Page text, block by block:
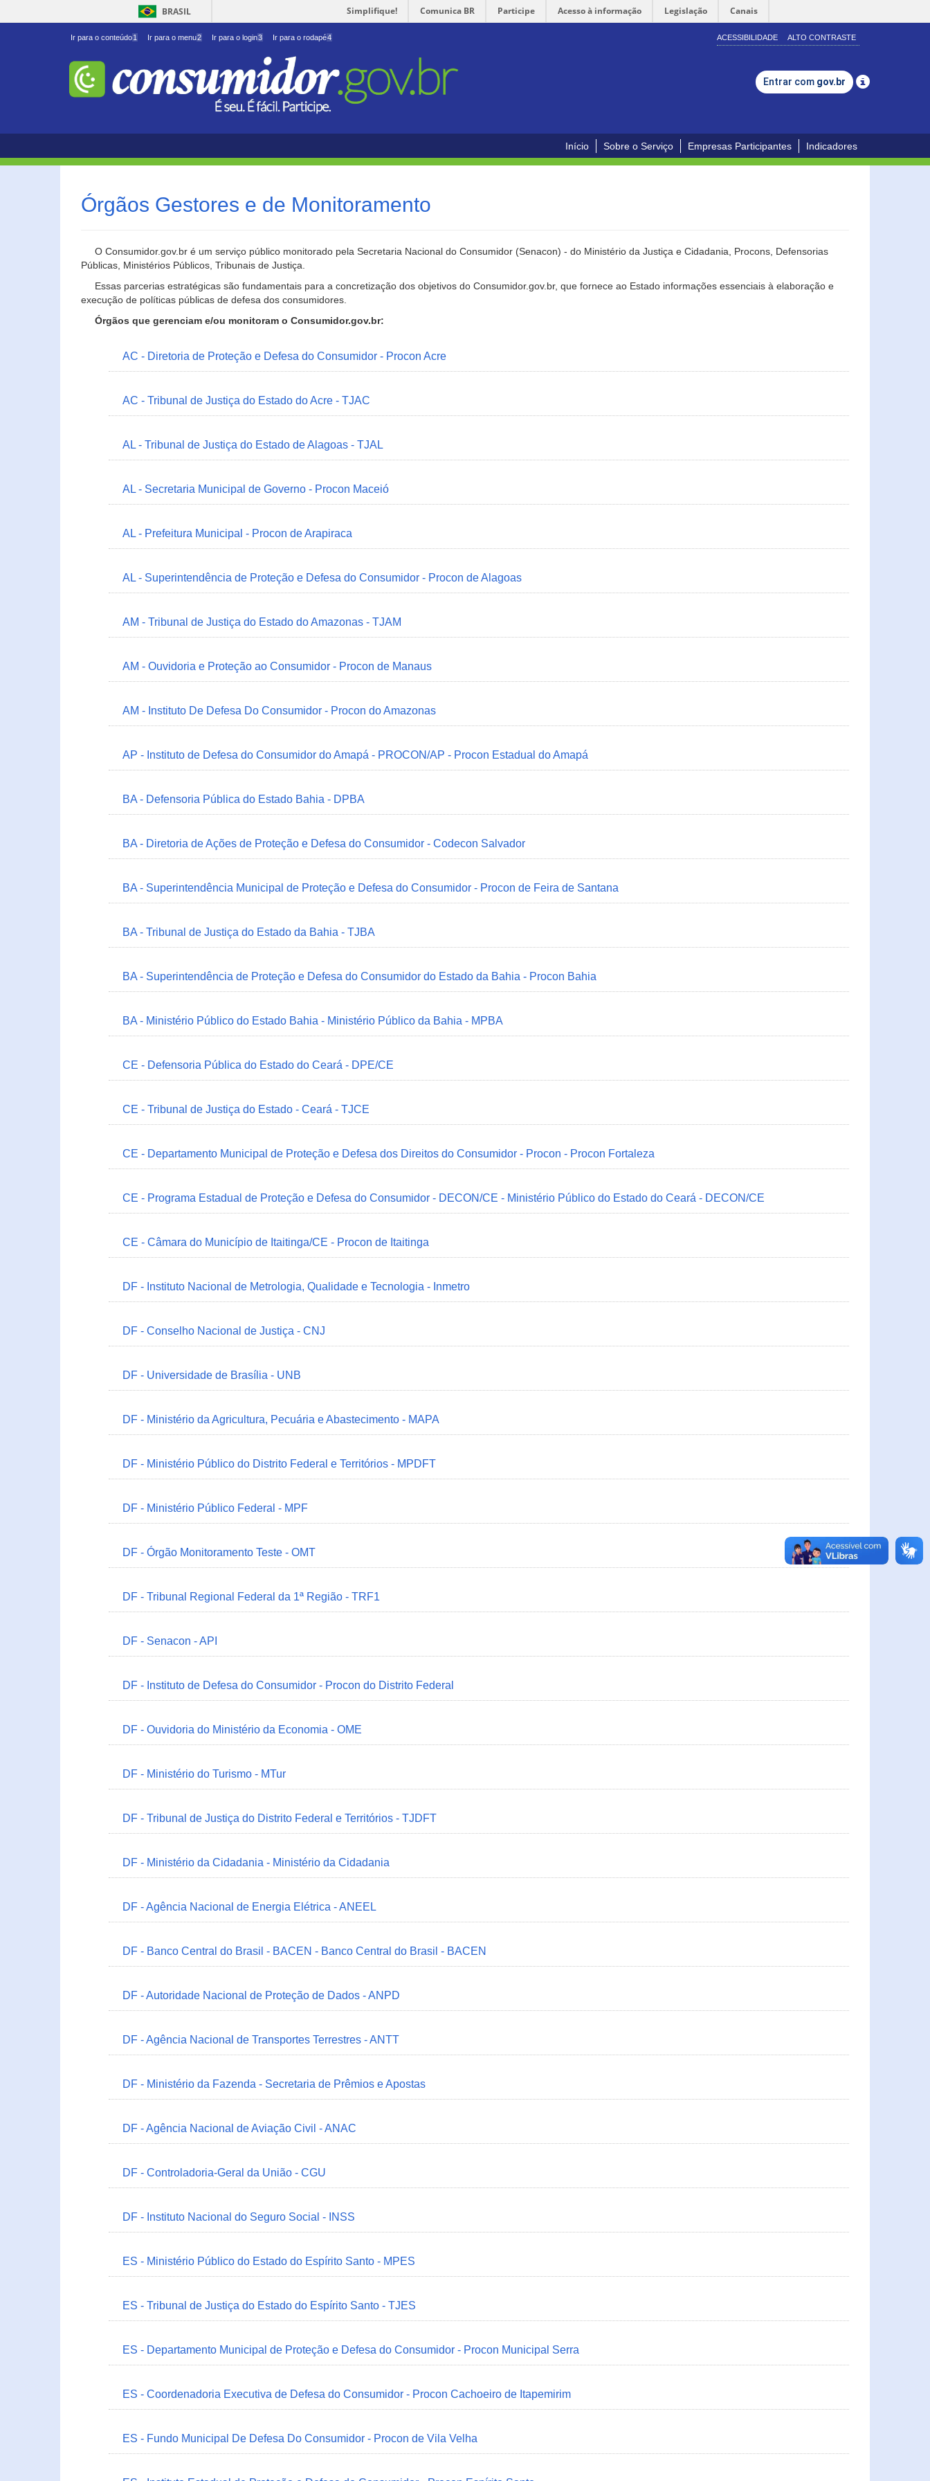
BRASIL Simplifique! Comunica BR Participe Acesso à informação Legislação Canais
Ir para o conteúdo1 Ir para o menu2 Ir para o login3 Ir para o rodapé4 ACESSIBILIDADE ALTO CONTRASTE
Entrar com gov.br
Início Sobre o Serviço Empresas Participantes Indicadores
Órgãos Gestores e de Monitoramento
O Consumidor.gov.br é um serviço público monitorado pela Secretaria Nacional do Consumidor (Senacon) - do Ministério da Justiça e Cidadania, Procons, Defensorias
Públicas, Ministérios Públicos, Tribunais de Justiça.
Essas parcerias estratégicas são fundamentais para a concretização dos objetivos do Consumidor.gov.br, que fornece ao Estado informações essenciais à elaboração e
execução de políticas públicas de defesa dos consumidores.
Órgãos que gerenciam e/ou monitoram o Consumidor.gov.br:
AC - Diretoria de Proteção e Defesa do Consumidor - Procon Acre
AC - Tribunal de Justiça do Estado do Acre - TJAC
AL - Tribunal de Justiça do Estado de Alagoas - TJAL
AL - Secretaria Municipal de Governo - Procon Maceió
AL - Prefeitura Municipal - Procon de Arapiraca
AL - Superintendência de Proteção e Defesa do Consumidor - Procon de Alagoas
AM - Tribunal de Justiça do Estado do Amazonas - TJAM
AM - Ouvidoria e Proteção ao Consumidor - Procon de Manaus
AM - Instituto De Defesa Do Consumidor - Procon do Amazonas
AP - Instituto de Defesa do Consumidor do Amapá - PROCON/AP - Procon Estadual do Amapá
BA - Defensoria Pública do Estado Bahia - DPBA
BA - Diretoria de Ações de Proteção e Defesa do Consumidor - Codecon Salvador
BA - Superintendência Municipal de Proteção e Defesa do Consumidor - Procon de Feira de Santana
BA - Tribunal de Justiça do Estado da Bahia - TJBA
BA - Superintendência de Proteção e Defesa do Consumidor do Estado da Bahia - Procon Bahia
BA - Ministério Público do Estado Bahia - Ministério Público da Bahia - MPBA
CE - Defensoria Pública do Estado do Ceará - DPE/CE
CE - Tribunal de Justiça do Estado - Ceará - TJCE
CE - Departamento Municipal de Proteção e Defesa dos Direitos do Consumidor - Procon - Procon Fortaleza
CE - Programa Estadual de Proteção e Defesa do Consumidor - DECON/CE - Ministério Público do Estado do Ceará - DECON/CE
CE - Câmara do Município de Itaitinga/CE - Procon de Itaitinga
DF - Instituto Nacional de Metrologia, Qualidade e Tecnologia - Inmetro
DF - Conselho Nacional de Justiça - CNJ
DF - Universidade de Brasília - UNB
DF - Ministério da Agricultura, Pecuária e Abastecimento - MAPA
DF - Ministério Público do Distrito Federal e Territórios - MPDFT
DF - Ministério Público Federal - MPF
DF - Órgão Monitoramento Teste - OMT
DF - Tribunal Regional Federal da 1ª Região - TRF1
DF - Senacon - API
DF - Instituto de Defesa do Consumidor - Procon do Distrito Federal
DF - Ouvidoria do Ministério da Economia - OME
DF - Ministério do Turismo - MTur
DF - Tribunal de Justiça do Distrito Federal e Territórios - TJDFT
DF - Ministério da Cidadania - Ministério da Cidadania
DF - Agência Nacional de Energia Elétrica - ANEEL
DF - Banco Central do Brasil - BACEN - Banco Central do Brasil - BACEN
DF - Autoridade Nacional de Proteção de Dados - ANPD
DF - Agência Nacional de Transportes Terrestres - ANTT
DF - Ministério da Fazenda - Secretaria de Prêmios e Apostas
DF - Agência Nacional de Aviação Civil - ANAC
DF - Controladoria-Geral da União - CGU
DF - Instituto Nacional do Seguro Social - INSS
ES - Ministério Público do Estado do Espírito Santo - MPES
ES - Tribunal de Justiça do Estado do Espírito Santo - TJES
ES - Departamento Municipal de Proteção e Defesa do Consumidor - Procon Municipal Serra
ES - Coordenadoria Executiva de Defesa do Consumidor - Procon Cachoeiro de Itapemirim
ES - Fundo Municipal De Defesa Do Consumidor - Procon de Vila Velha